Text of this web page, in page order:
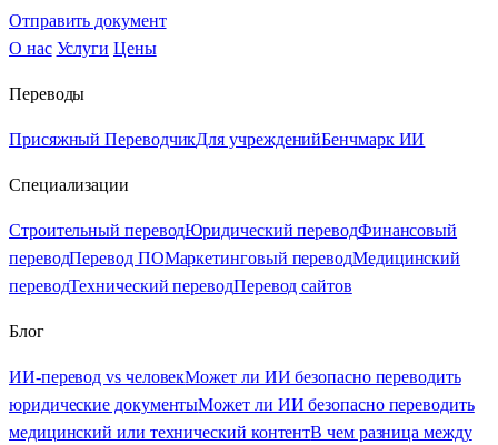
Отправить документ
О нас Услуги Цены
Переводы
Присяжный ПереводчикДля учрежденийБенчмарк ИИ
Специализации
Строительный переводЮридический переводФинансовый
переводПеревод ПОМаркетинговый переводМедицинский
переводТехнический переводПеревод сайтов
Блог
ИИ-перевод vs человекМожет ли ИИ безопасно переводить
юридические документыМожет ли ИИ безопасно переводить
медицинский или технический контентВ чем разница между